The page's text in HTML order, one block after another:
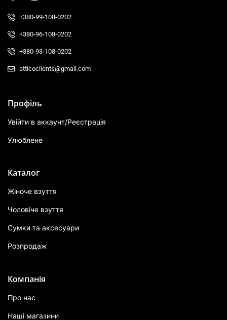
+380-99-108-0202
+380-96-108-0202
+380-93-108-0202
atticoclients@gmail.com
Профіль
Увійти в аккаунт/Реєстрація
Улюблене
Каталог
Жіноче взуття
Чоловіче взуття
Сумки та аксесуари
Розпродаж
Компанія
Про нас
Наші магазини